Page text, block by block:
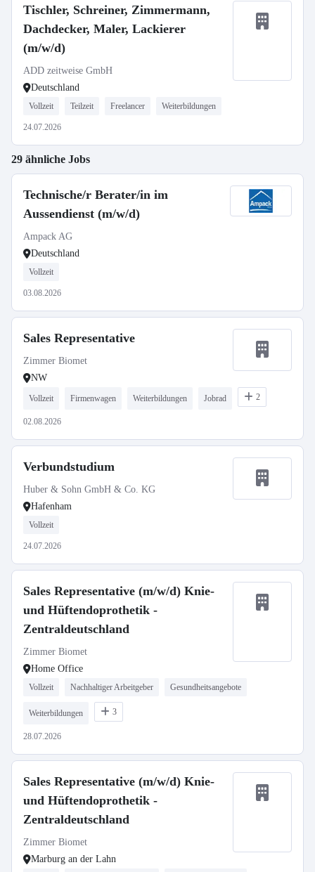
Tischler, Schreiner, Zimmermann,
Dachdecker, Maler, Lackierer
(m/w/d)
ADD zeitweise GmbH
Deutschland
Vollzeit Teilzeit Freelancer Weiterbildungen
24.07.2026
29 ähnliche Jobs
Technische/r Berater/in im
Aussendienst (m/w/d)
Ampack AG
Deutschland
Vollzeit
03.08.2026
Sales Representative
Zimmer Biomet
NW
Vollzeit Firmenwagen Weiterbildungen Jobrad 2
02.08.2026
Verbundstudium
Huber & Sohn GmbH & Co. KG
Hafenham
Vollzeit
24.07.2026
Sales Representative (m/w/d) Knie-
und Hüftendoprothetik -
Zentraldeutschland
Zimmer Biomet
Home Office
Vollzeit Nachhaltiger Arbeitgeber Gesundheitsangebote
Weiterbildungen 3
28.07.2026
Sales Representative (m/w/d) Knie-
und Hüftendoprothetik -
Zentraldeutschland
Zimmer Biomet
Marburg an der Lahn